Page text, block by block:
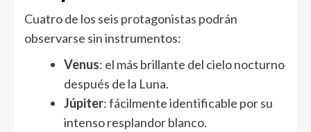
Cuatro de los seis protagonistas podrán
observarse sin instrumentos:
Venus: el más brillante del cielo nocturno
después de la Luna.
Júpiter: fácilmente identificable por su
intenso resplandor blanco.